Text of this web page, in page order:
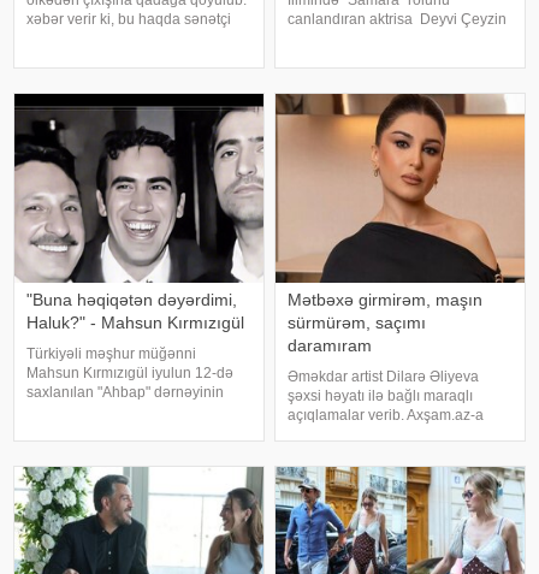
xəbər verir ki, bu haqda sənətçi
bilmirəm. "Stop"u
canlandıran aktrisa Deyvi Çeyzin
İdarəsini
"Buna həqiqətən dəyərdimi,
Haluk?" - Mahsun Kırmızıgül
Türkiyəli məşhur müğənni
Mahsun Kırmızıgül iyulun 12-də
saxlanılan "Ahbap" dərnəyinin
hesabında bir zamanlar ən yaxı
Mətbəxə girmirəm, maşın
sürmürəm, saçımı
daramıram
Əməkdar artist Dilarə Əliyeva
şəxsi həyatı ilə bağlı maraqlı
açıqlamalar verib. Axşam.az-a
avtomobil idarə etmədiyini deyib.
O, sürücü ilə hərəkə